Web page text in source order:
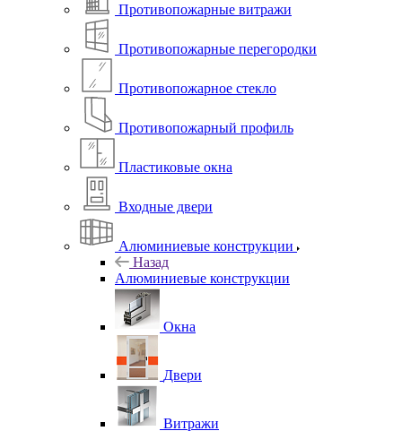
Противопожарные витражи
Противопожарные перегородки
Противопожарное стекло
Противопожарный профиль
Пластиковые окна
Входные двери
Алюминиевые конструкции
Назад
Алюминиевые конструкции
Окна
Двери
Витражи